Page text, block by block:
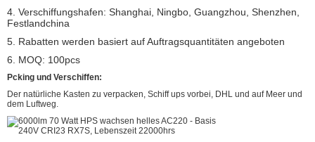
4. Verschiffungshafen: Shanghai, Ningbo, Guangzhou, Shenzhen,
Festlandchina
5. Rabatten werden basiert auf Auftragsquantitäten angeboten
6. MOQ: 100pcs
Pcking und Verschiffen:
Der natürliche Kasten zu verpacken, Schiff ups vorbei, DHL und auf Meer und
dem Luftweg.